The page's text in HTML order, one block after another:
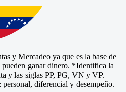
y Mercadeo ya que es la base de
ganar dinero. *Identifica la
y las siglas PP, PG, VN y VP.
diferencial y desempeño.